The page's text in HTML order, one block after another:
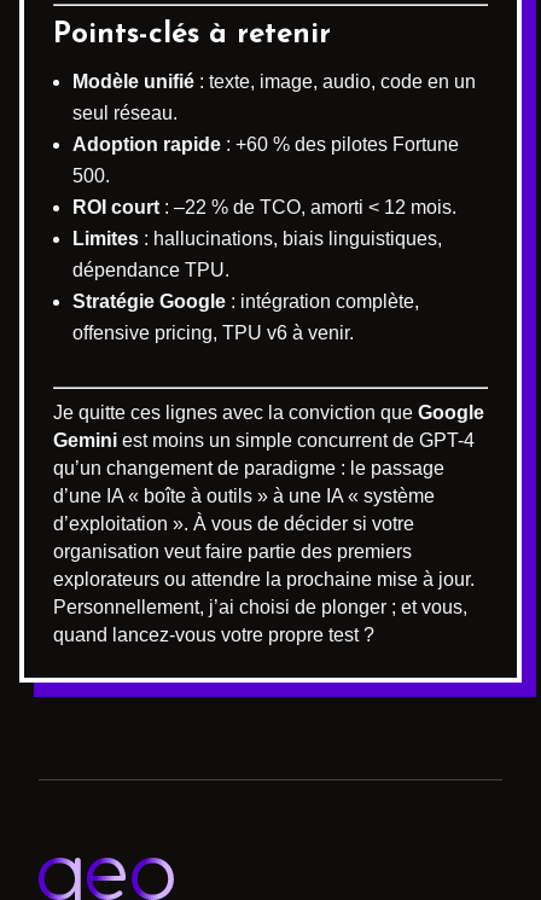
Points-clés à retenir
Modèle unifié : texte, image, audio, code en un
seul réseau.
Adoption rapide : +60 % des pilotes Fortune
500.
ROI court : –22 % de TCO, amorti < 12 mois.
Limites : hallucinations, biais linguistiques,
dépendance TPU.
Stratégie Google : intégration complète,
offensive pricing, TPU v6 à venir.
Je quitte ces lignes avec la conviction que Google
Gemini est moins un simple concurrent de GPT-4
qu’un changement de paradigme : le passage
d’une IA « boîte à outils » à une IA « système
d’exploitation ». À vous de décider si votre
organisation veut faire partie des premiers
explorateurs ou attendre la prochaine mise à jour.
Personnellement, j’ai choisi de plonger ; et vous,
quand lancez-vous votre propre test ?